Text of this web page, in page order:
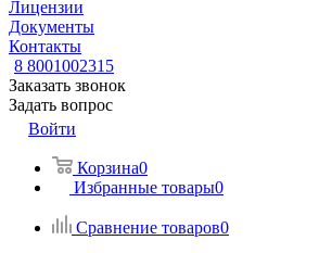
Лицензии
Документы
Контакты
8 8001002315
Заказать звонок
Задать вопрос
Войти
Корзина0
Избранные товары0
Сравнение товаров0